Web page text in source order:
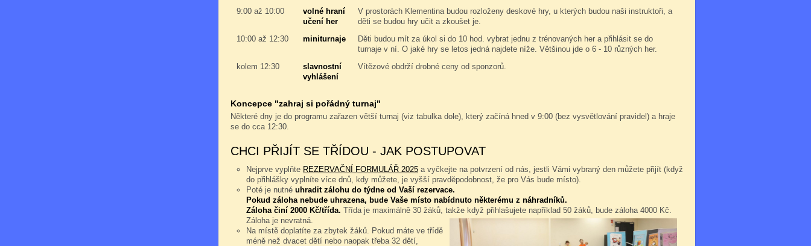
9:00 až 10:00
volné hraní
učení her
V prostorách Klementina budou rozloženy deskové hry, u kterých budou naši instruktoři, a
děti se budou hry učit a zkoušet je.
10:00 až 12:30
miniturnaje
Děti budou mít za úkol si do 10 hod. vybrat jednu z trénovaných her a přihlásit se do
turnaje v ní. O jaké hry se letos jedná najdete níže. Většinou jde o 6 - 10 různých her.
kolem 12:30
slavnostní
vyhlášení
Vítězové obdrží drobné ceny od sponzorů.
Koncepce "zahraj si pořádný turnaj"
Některé dny je do programu zařazen větší turnaj (viz tabulka dole), který začíná hned v 9:00 (bez vysvětlování pravidel) a hraje
se do cca 12:30.
CHCI PŘIJÍT SE TŘÍDOU - JAK POSTUPOVAT
Nejprve vyplňte REZERVAČNÍ FORMULÁŘ 2025 a vyčkejte na potvrzení od nás, jestli Vámi vybraný den můžete přijít (když
do přihlášky vyplníte více dnů, kdy můžete, je vyšší pravděpodobnost, že pro Vás bude místo).
Poté je nutné uhradit zálohu do týdne od Vaší rezervace.
Pokud záloha nebude uhrazena, bude Vaše místo nabídnuto některému z náhradníků.
Záloha činí 2000 Kč/třída. Třída je maximálně 30 žáků, takže když přihlašujete například 50 žáků, bude záloha 4000 Kč.
Záloha je nevratná.
Na místě doplatíte za zbytek žáků. Pokud máte ve třídě
méně než dvacet dětí nebo naopak třeba 32 dětí,